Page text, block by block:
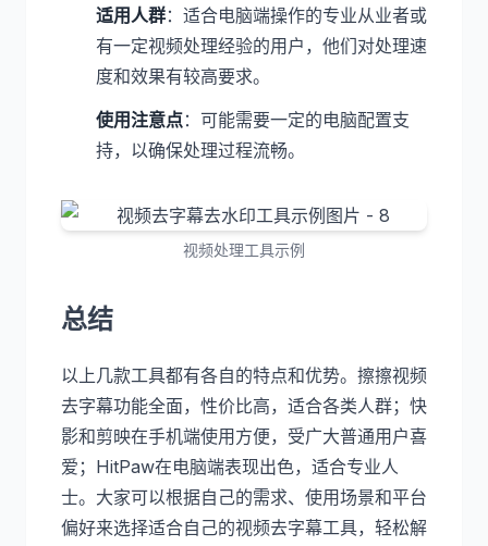
适用人群：适合电脑端操作的专业从业者或
有一定视频处理经验的用户，他们对处理速
度和效果有较高要求。
使用注意点：可能需要一定的电脑配置支
持，以确保处理过程流畅。
视频处理工具示例
总结
以上几款工具都有各自的特点和优势。擦擦视频
去字幕功能全面，性价比高，适合各类人群；快
影和剪映在手机端使用方便，受广大普通用户喜
爱；HitPaw在电脑端表现出色，适合专业人
士。大家可以根据自己的需求、使用场景和平台
偏好来选择适合自己的视频去字幕工具，轻松解